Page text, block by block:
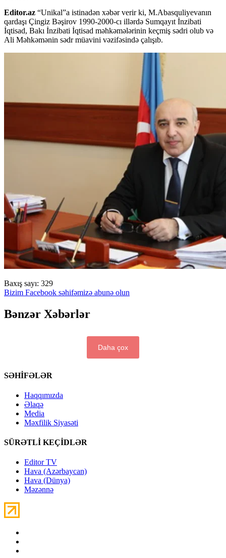
Editor.az “Unikal”a istinadən xəbər verir ki, M.Abasquliyevanın
qardaşı Çingiz Bəşirov 1990-2000-cı illərdə Sumqayıt İnzibati
İqtisad, Bakı İnzibati İqtisad məhkəmələrinin keçmiş sədri olub və
Ali Məhkəmənin sədr müavini vəzifəsində çalışıb.
Baxış sayı: 329
Bizim Facebook səhifəmizə abunə olun
Bənzər Xəbərlər
Daha çox
SƏHİFƏLƏR
Haqqımızda
Əlaqə
Media
Məxfilik Siyasəti
SÜRƏTLİ KEÇİDLƏR
Editor TV
Hava (Azərbaycan)
Hava (Dünya)
Məzənnə